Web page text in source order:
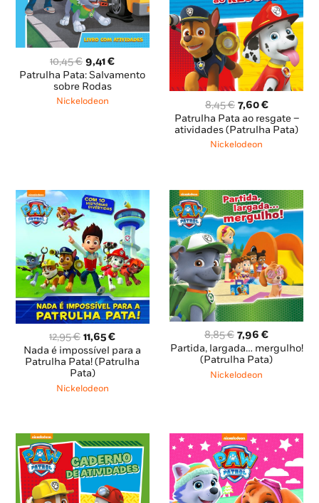
10,45€ O
preço
original
era:
9,41€O
preço
Patrulha Pata: Salvamento
sobre Rodas
Nickelodeon 8,45€ O
preço
original
era:
7,60€O
preço
atual
Patrulha Pata ao resgate –
atividades (Patrulha Pata)
Nickelodeon
12,95€ O
preço
original
era:
12,95 €.
11,65€O
preço
atual
Nada é impossível para a
Patrulha Pata! (Patrulha
Pata)
Nickelodeon
8,85€ O
preço
original
era:
7,96€O
preço
atual
Partida, largada… mergulho!
(Patrulha Pata)
Nickelodeon